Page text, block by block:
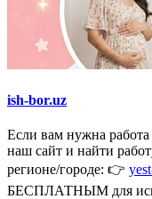
ish-bor.uz
Если вам нужна
наш сайт и найти
регионе/городе: 👉
БЕСПЛАТНЫМ для